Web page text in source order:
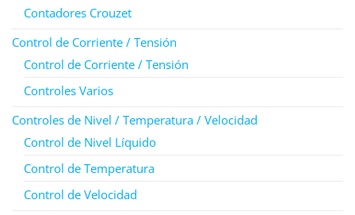
Contadores Crouzet
Control de Corriente / Tensión
Control de Corriente / Tensión
Controles Varios
Controles de Nivel / Temperatura / Velocidad
Control de Nivel Líquido
Control de Temperatura
Control de Velocidad